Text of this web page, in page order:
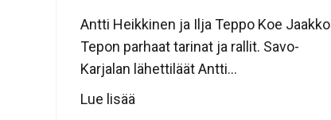
Antti Heikkinen ja Ilja Teppo Koe Jaakko
Tepon parhaat tarinat ja rallit. Savo-
Karjalan lähettiläät Antti...
Lue lisää